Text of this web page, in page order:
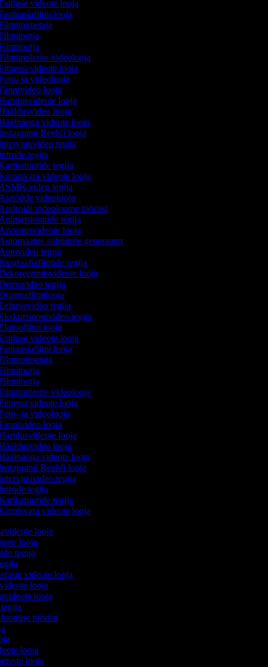
videote looja
looja
videolooja
videote looja
ja videolooja
looja
looja
looja
videote looja
Reels'i looja
tegija
tegija
tegija
videote looja
video tegija
videolooja
videoloome tööriist
tegija
looja
subtiitrite generaator
tegija
tegija
looja
tegija
tegija
tegija
looja
videote looja
looja
videolooja
videote looja
ja videolooja
looja
looja
looja
videote looja
Reels'i looja
tegija
tegija
tegija
videote looja
looja
looja
tegija
videote looja
looja
looja
tööriist
looja
looja